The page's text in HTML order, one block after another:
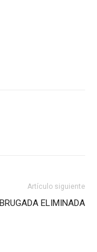
Artículo siguiente
BRUGADA ELIMINADA